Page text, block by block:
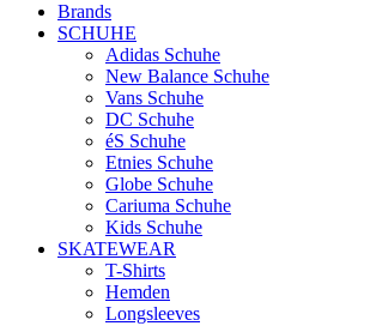
Brands
SCHUHE
Adidas Schuhe
New Balance Schuhe
Vans Schuhe
DC Schuhe
éS Schuhe
Etnies Schuhe
Globe Schuhe
Cariuma Schuhe
Kids Schuhe
SKATEWEAR
T-Shirts
Hemden
Longsleeves